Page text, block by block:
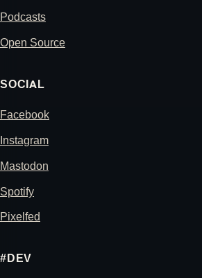
Podcasts
Open Source
SOCIAL
Facebook
Instagram
Mastodon
Spotify
Pixelfed
#DEV